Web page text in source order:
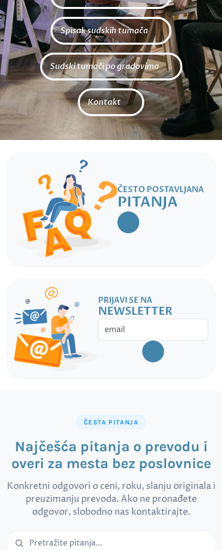
Spisak sudskih tumača
Sudski tumači po gradovima
Kontakt
ČESTO POSTAVLJANA
PITANJA
PRIJAVI SE NA
NEWSLETTER
ČESTA PITANJA
Najčešća pitanja o prevodu i
overi za mesta bez poslovnice
Konkretni odgovori o ceni, roku, slanju originala i
preuzimanju prevoda. Ako ne pronađete
odgovor, slobodno nas kontaktirajte.